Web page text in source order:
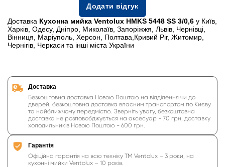
Додати відгук
Доставка Кухонна мийка Ventolux HMKS 5448 SS 3/0,6 у Київ,
Харків, Одесу, Дніпро, Миколаїв, Запоріжжя, Львів, Чернівці,
Вінниця, Маріуполь, Херсон, Полтава,Кривий Ріг, Житомир,
Чернігів, Черкаси та інші міста України
Доставка
Безкоштовна доставка Новою Поштою на відділення чи до
дверей, безкоштовна доставка власним транспортом по Києву
та найближчому передмістю. Зверніть увагу, безкоштовна
доставка не розповсбджується на аксесуар - 70 грн, доставку
холодильників Новою Поштою - 600 грн.
Гарантія
Офіційна гарантія на всю техніку ТМ Ventolux – 3 роки, на
кухонні мийки Ventolux – 10 років.